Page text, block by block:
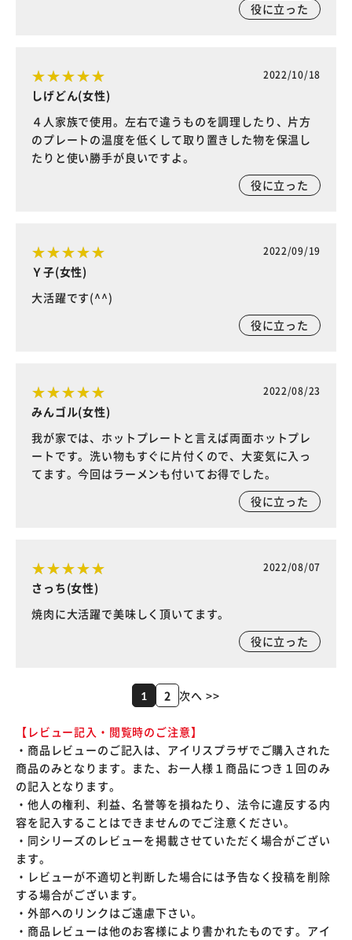
役に立った
2022/10/18
しげどん(女性)
４人家族で使用。左右で違うものを調理したり、片方
のプレートの温度を低くして取り置きした物を保温し
たりと使い勝手が良いですよ。
役に立った
2022/09/19
Ｙ子(女性)
大活躍です(^^)
役に立った
2022/08/23
みんゴル(女性)
我が家では、ホットプレートと言えば両面ホットプレ
ートです。洗い物もすぐに片付くので、大変気に入っ
てます。今回はラーメンも付いてお得でした。
役に立った
2022/08/07
さっち(女性)
焼肉に大活躍で美味しく頂いてます。
役に立った
1 2 次へ >>
【レビュー記入・閲覧時のご注意】
・商品レビューのご記入は、アイリスプラザでご購入された
商品のみとなります。また、お一人様１商品につき１回のみ
の記入となります。
・他人の権利、利益、名誉等を損ねたり、法令に違反する内
容を記入することはできませんのでご注意ください。
・同シリーズのレビューを掲載させていただく場合がござい
ます。
・レビューが不適切と判断した場合には予告なく投稿を削除
する場合がございます。
・外部へのリンクはご遠慮下さい。
・商品レビューは他のお客様により書かれたものです。アイ